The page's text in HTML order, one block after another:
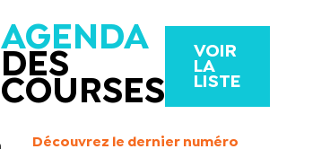
AGENDA
DES
COURSES
VOIR
LA
LISTE
Découvrez le dernier numéro